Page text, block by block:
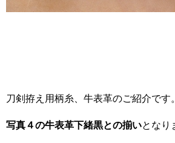
刀剣拵え用柄糸、牛表革のご紹介です。
写真４の牛表革下緒黒との揃いとなり